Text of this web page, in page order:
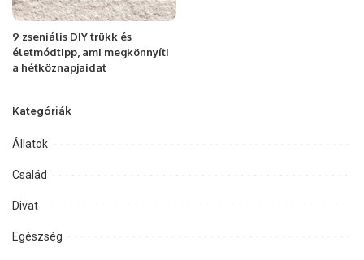
9 zseniális DIY trükk és
életmódtipp, ami megkönnyíti
a hétköznapjaidat
Kategóriák
Állatok
Család
Divat
Egészség